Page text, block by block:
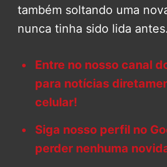
também soltando uma
nunca tinha sido lida antes.
Entre no nosso canal
para notícias
celular!
Siga nosso perfil no
perder nenhuma